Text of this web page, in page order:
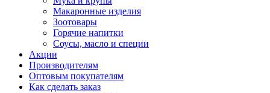
Макаронные изделия
Зоотовары
Горячие напитки
Соусы, масло и специи
Акции
Производителям
Оптовым покупателям
Как сделать заказ